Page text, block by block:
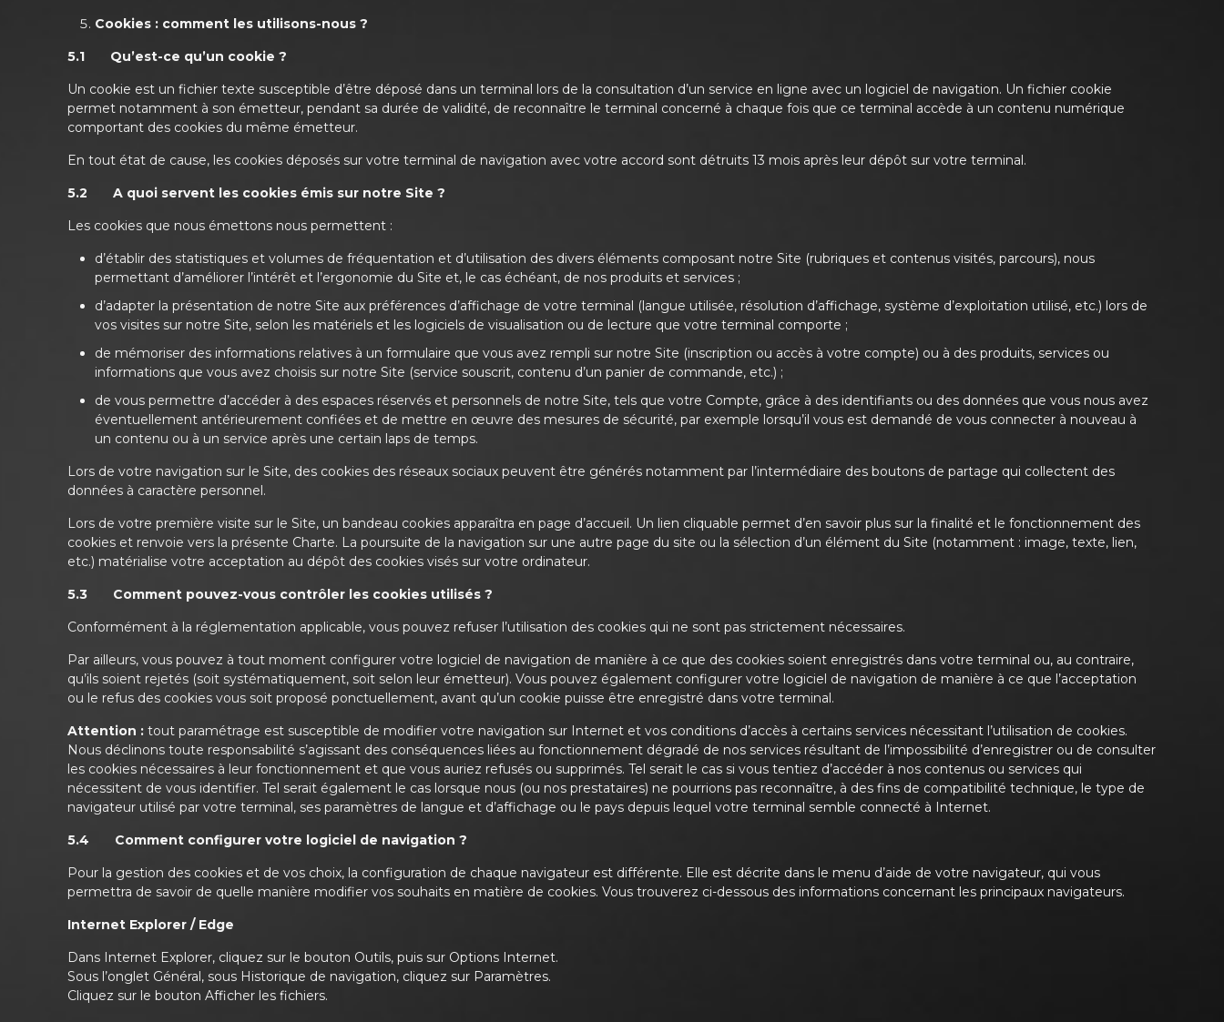
Cookies : comment les utilisons-nous ?
5.1 Qu’est-ce qu’un cookie ?
Un cookie est un fichier texte susceptible d’être déposé dans un terminal lors de la consultation d’un service en ligne avec un logiciel de navigation. Un fichier cookie
permet notamment à son émetteur, pendant sa durée de validité, de reconnaître le terminal concerné à chaque fois que ce terminal accède à un contenu numérique
comportant des cookies du même émetteur.
En tout état de cause, les cookies déposés sur votre terminal de navigation avec votre accord sont détruits 13 mois après leur dépôt sur votre terminal.
5.2 A quoi servent les cookies émis sur notre Site ?
Les cookies que nous émettons nous permettent :
d’établir des statistiques et volumes de fréquentation et d’utilisation des divers éléments composant notre Site (rubriques et contenus visités, parcours), nous
permettant d’améliorer l’intérêt et l’ergonomie du Site et, le cas échéant, de nos produits et services ;
d’adapter la présentation de notre Site aux préférences d’affichage de votre terminal (langue utilisée, résolution d’affichage, système d’exploitation utilisé, etc.) lors de
vos visites sur notre Site, selon les matériels et les logiciels de visualisation ou de lecture que votre terminal comporte ;
de mémoriser des informations relatives à un formulaire que vous avez rempli sur notre Site (inscription ou accès à votre compte) ou à des produits, services ou
informations que vous avez choisis sur notre Site (service souscrit, contenu d’un panier de commande, etc.) ;
de vous permettre d’accéder à des espaces réservés et personnels de notre Site, tels que votre Compte, grâce à des identifiants ou des données que vous nous avez
éventuellement antérieurement confiées et de mettre en œuvre des mesures de sécurité, par exemple lorsqu’il vous est demandé de vous connecter à nouveau à
un contenu ou à un service après une certain laps de temps.
Lors de votre navigation sur le Site, des cookies des réseaux sociaux peuvent être générés notamment par l’intermédiaire des boutons de partage qui collectent des
données à caractère personnel.
Lors de votre première visite sur le Site, un bandeau cookies apparaîtra en page d’accueil. Un lien cliquable permet d’en savoir plus sur la finalité et le fonctionnement des
cookies et renvoie vers la présente Charte. La poursuite de la navigation sur une autre page du site ou la sélection d’un élément du Site (notamment : image, texte, lien,
etc.) matérialise votre acceptation au dépôt des cookies visés sur votre ordinateur.
5.3 Comment pouvez-vous contrôler les cookies utilisés ?
Conformément à la réglementation applicable, vous pouvez refuser l’utilisation des cookies qui ne sont pas strictement nécessaires.
Par ailleurs, vous pouvez à tout moment configurer votre logiciel de navigation de manière à ce que des cookies soient enregistrés dans votre terminal ou, au contraire,
qu’ils soient rejetés (soit systématiquement, soit selon leur émetteur). Vous pouvez également configurer votre logiciel de navigation de manière à ce que l’acceptation
ou le refus des cookies vous soit proposé ponctuellement, avant qu’un cookie puisse être enregistré dans votre terminal.
Attention : tout paramétrage est susceptible de modifier votre navigation sur Internet et vos conditions d’accès à certains services nécessitant l’utilisation de cookies.
Nous déclinons toute responsabilité s’agissant des conséquences liées au fonctionnement dégradé de nos services résultant de l’impossibilité d’enregistrer ou de consulter
les cookies nécessaires à leur fonctionnement et que vous auriez refusés ou supprimés. Tel serait le cas si vous tentiez d’accéder à nos contenus ou services qui
nécessitent de vous identifier. Tel serait également le cas lorsque nous (ou nos prestataires) ne pourrions pas reconnaître, à des fins de compatibilité technique, le type de
navigateur utilisé par votre terminal, ses paramètres de langue et d’affichage ou le pays depuis lequel votre terminal semble connecté à Internet.
5.4 Comment configurer votre logiciel de navigation ?
Pour la gestion des cookies et de vos choix, la configuration de chaque navigateur est différente. Elle est décrite dans le menu d’aide de votre navigateur, qui vous
permettra de savoir de quelle manière modifier vos souhaits en matière de cookies. Vous trouverez ci-dessous des informations concernant les principaux navigateurs.
Internet Explorer / Edge
Dans Internet Explorer, cliquez sur le bouton Outils, puis sur Options Internet.
Sous l’onglet Général, sous Historique de navigation, cliquez sur Paramètres.
Cliquez sur le bouton Afficher les fichiers.